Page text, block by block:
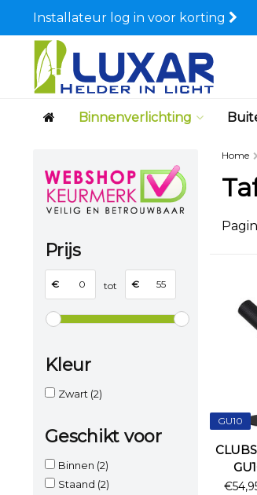
Installateur log in voor korting
Binnenverlichting
Prijs
€ tot €
Kleur
Zwart (2)
Geschikt voor
Binnen (2)
Staand (2)
Home
GU10